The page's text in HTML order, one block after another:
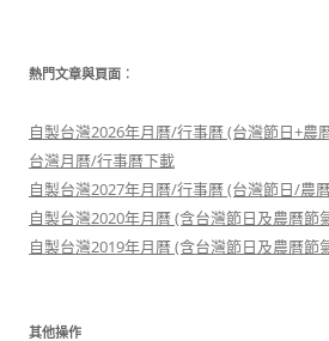
熱門文章與頁面︰
自製台灣2026年月曆/行事曆 (台灣節日+農
台灣月曆/行事曆下載
自製台灣2027年月曆/行事曆 (台灣節日/農
自製台灣2020年月曆 (含台灣節日及農曆節
自製台灣2019年月曆 (含台灣節日及農曆節
其他操作